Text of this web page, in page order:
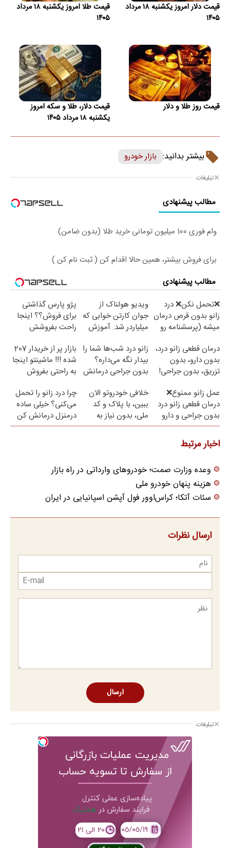
قیمت دلار امروز یکشنبه ۱۸ مرداد
۱۴۰۵
قیمت طلا امروز یکشنبه ۱۸ مرداد
۱۴۰۵
قیمت روز طلا و دلار
قیمت دلار، طلا و سکه امروز
یکشنبه ۱۸ مرداد ۱۴۰۵
بیشتر بدانید: بازار خودرو
تبلیغات
مطالب پیشنهادی
وام فوری 100 میلیون تومانی خرید طلا (بدون ضامن)
برای فروش بیشتر، همین حالا اقدام کن ( ثبت نام کن )
مطالب پیشنهادی
❌تحمل نکن❌ درد
زانو بدون قرص درمان
میشه (پرسشنامه رو
ویدیو هولناک از
جوان کارتن خوابی که
میلیاردر شد. آموزش
پژو پارس گذاشتی
برای فروش؟؟ اینجا
راحت بفروشش
درمان قطعی زانو درد،
بدون دارو، بدون
تزریق، بدون جراحی!
زانو درد شب‌ها شما را
بیدار نگه می‌داره؟
بدون جراحی درمانش
بازار پر از خریدار 207
شده !!! ماشینتو اینجا
به راحتی بفروش
عمل زانو ممنوع❌
درمان قطعی زانو درد
بدون جراحی و دارو
(پرسش نامه)
خلافی خودروتو الان
ببین، با پلاک و کد
ملی، بدون نیاز به
مراجعه حضوری
چرا درد زانو را تحمل
می‌کنی؟ خیلی ساده
درمنزل درمانش کن
اخبار مرتبط
وعده وزارت صمت؛ خودروهای وارداتی در راه بازار
هزینه پنهان خودرو ملی
سئات آتکا؛ کراس‌اوور فول آپشن اسپانیایی در ایران
ارسال نظرات
ارسال
تبلیغات